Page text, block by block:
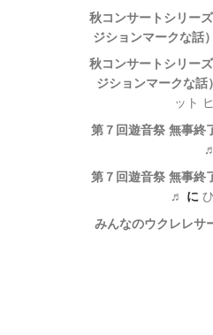
秋コンサートシリーズ
ジションマークな話）
秋コンサートシリーズ
ジションマークな話）
ット
第７回遊音祭 無事終
♬
第７回遊音祭 無事終
♬
に
みんなのウクレレ